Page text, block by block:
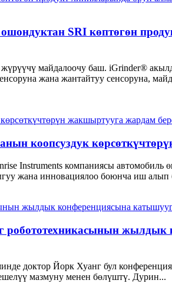
SRI көптөгөн
майдалоочу баш. iGrinder®
жана жантайтуу сенсоруна,
коопсуздук
Instruments компаниясы
жана инновациялоо боюнча иш
робототехникасынын
доктор Йорк Хуанг бул
мазмуну менен бөлүштү. Дурин...